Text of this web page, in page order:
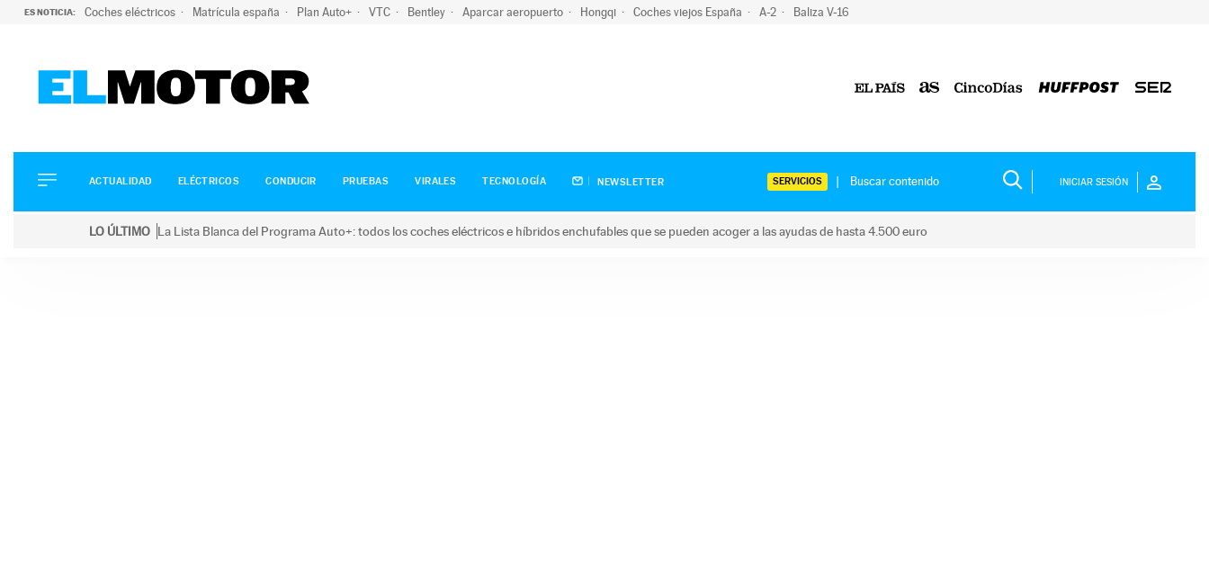
ES NOTICIA: Coches eléctricos Matrícula españa Plan Auto+ VTC Bentley Aparcar aeropuerto Hongqi Coches viejos España A-2 Baliza V-16
ELÉCTRICOS
CONDUCIR
ACTUALIDAD ELÉCTRICOS CONDUCIR PRUEBAS VIRALES TECNOLOGÍA NEWSLETTER SERVICIOS INICIAR SESIÓN
LO ÚLTIMO La Lista Blanca del Programa Auto+: todos los coches eléctricos e híbridos enchufables que se pueden acoger a las ayudas de hasta 4.500 euro